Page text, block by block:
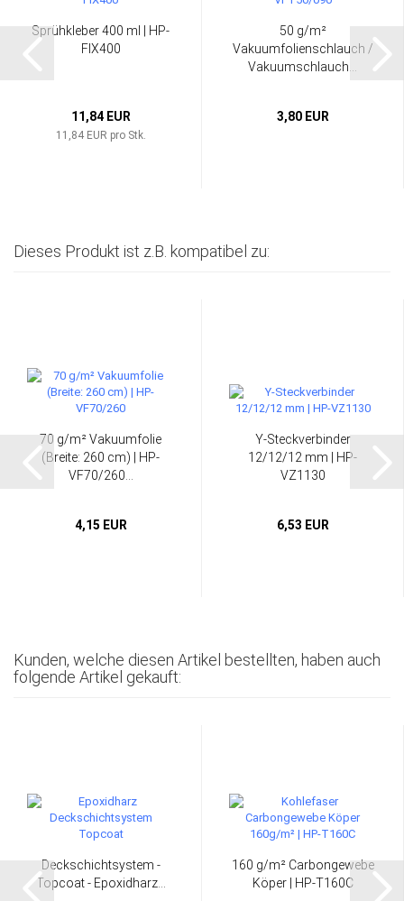
Sprühkleber 400 ml | HP-
FIX400
11,84 EUR
11,84 EUR pro Stk.
50 g/m²
Vakuumfolienschlauch /
Vakuumschlauch...
3,80 EUR
Dieses Produkt ist z.B. kompatibel zu:
70 g/m² Vakuumfolie
(Breite: 260 cm) | HP-
VF70/260...
4,15 EUR
Y-Steckverbinder
12/12/12 mm | HP-
VZ1130
6,53 EUR
Kunden, welche diesen Artikel bestellten, haben auch
folgende Artikel gekauft:
Deckschichtsystem -
Topcoat - Epoxidharz...
160 g/m² Carbongewebe
Köper | HP-T160C